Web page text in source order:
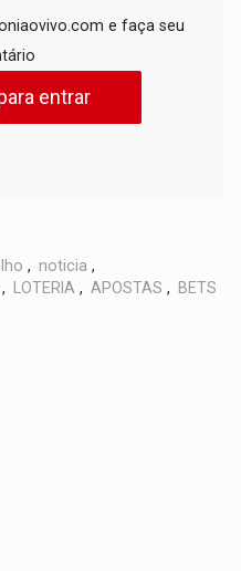
e faça seu
entrar
, noticia ,
, LOTERIA , APOSTAS ,
BETS